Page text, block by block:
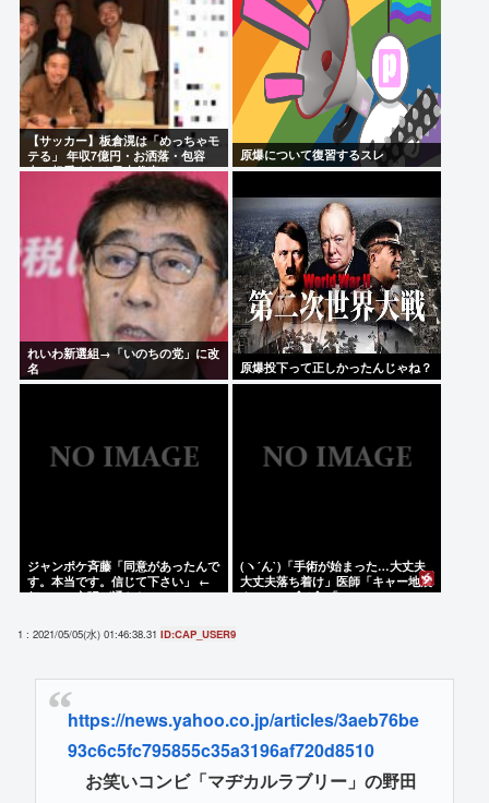
【サッカー】板倉滉は「めっちゃモ
テる」 年収7億円・お洒落・包容
力…超愛される日本代表
原爆について復習するスレ
れいわ新選組→「いのちの党」に改
名
原爆投下って正しかったんじゃね？
ジャンポケ斉藤「同意があったんで
す。本当です。信じて下さい」 ←
何でこの主張が通らないの？
(ヽ´ん`)「手術が始まった…大丈夫
大丈夫落ち着け」医師「キャー地震
よー！」(;ﾟんﾟ)「！？」
1 : 2021/05/05(水) 01:46:38.31 ID:CAP_USER9
https://news.yahoo.co.jp/articles/3aeb76be
93c6c5fc795855c35a3196af720d8510
お笑いコンビ「マヂカルラブリー」の野田